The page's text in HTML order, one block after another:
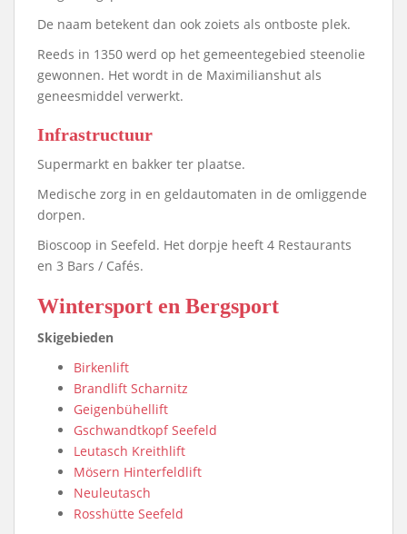
De naam betekent dan ook zoiets als ontboste plek.
Reeds in 1350 werd op het gemeentegebied steenolie
gewonnen. Het wordt in de Maximilianshut als
geneesmiddel verwerkt.
Infrastructuur
Supermarkt en bakker ter plaatse.
Medische zorg in en geldautomaten in de omliggende
dorpen.
Bioscoop in Seefeld. Het dorpje heeft 4 Restaurants
en 3 Bars / Cafés.
Wintersport en Bergsport
Skigebieden
Birkenlift
Brandlift Scharnitz
Geigenbühellift
Gschwandtkopf Seefeld
Leutasch Kreithlift
Mösern Hinterfeldlift
Neuleutasch
Rosshütte Seefeld